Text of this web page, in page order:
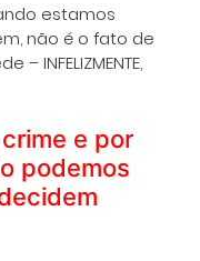
estamos
não é o fato de
INFELIZMENTE,
e por
podemos